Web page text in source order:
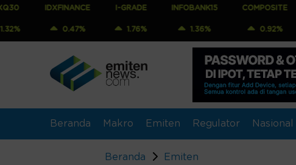
IDXFINANCE
0.47%
I-GRADE INFOBANK15 COMPOSITE
0.92%
Beranda Makro Emiten Regulator Nasional
Beranda Emiten